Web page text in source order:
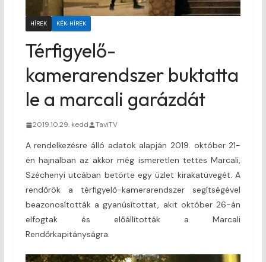
HÍREK KÉK-HÍREK
Térfigyelő-
kamerarendszer buktatta
le a marcali garázdát
2019.10.29. kedd TaviTV
A rendelkezésre álló adatok alapján 2019. október 21-
én hajnalban az akkor még ismeretlen tettes Marcali,
Széchenyi utcában betörte egy üzlet kirakatüvegét. A
rendőrök a térfigyelő-kamerarendszer segítségével
beazonosították a gyanúsítottat, akit október 26-án
elfogtak és előállították a Marcali
Rendőrkapitányságra.